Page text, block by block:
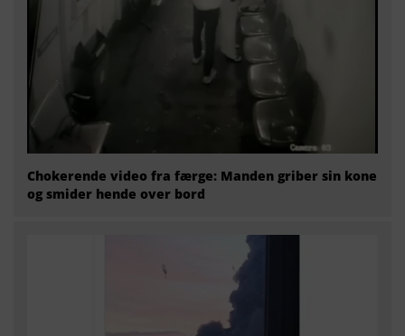
Chokerende video fra færge: Manden griber sin kone
og smider hende over bord